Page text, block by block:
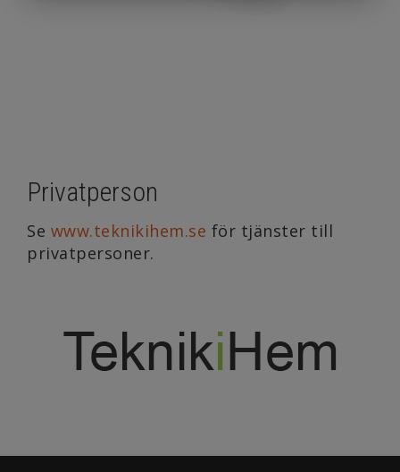
Privatperson
Se www.teknikihem.se för tjänster till
privatpersoner.